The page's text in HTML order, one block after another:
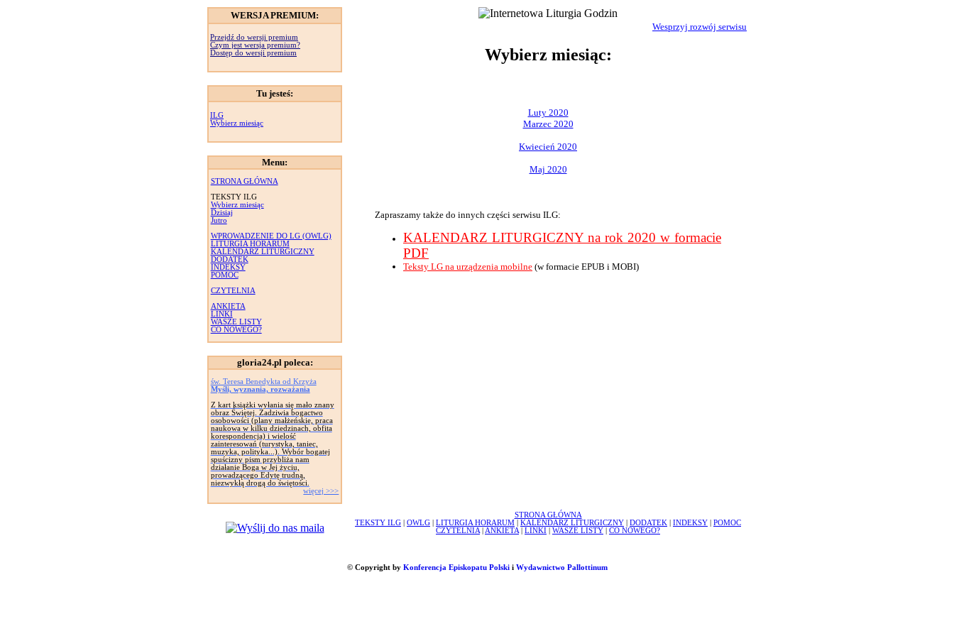
WERSJA PREMIUM:
Przejdź do wersji premium
Czym jest wersja premium?
Dostęp do wersji premium
Tu jesteś:
ILG
Wybierz miesiąc
Menu:
STRONA GŁÓWNA
TEKSTY ILG
Wybierz miesiąc
Dzisiaj
Jutro
WPROWADZENIE DO LG (OWLG)
LITURGIA HORARUM
KALENDARZ LITURGICZNY
DODATEK
INDEKSY
POMOC
CZYTELNIA
ANKIETA
LINKI
WASZE LISTY
CO NOWEGO?
gloria24.pl poleca:
św. Teresa Benedykta od Krzyża
Myśli, wyznania, rozważania
Z kart książki wyłania się mało znany
obraz Świętej. Zadziwia bogactwo
osobowości (plany małżeńskie, praca
naukowa w kilku dziedzinach, obfita
korespondencja) i wielość
zainteresowań (turystyka, taniec,
muzyka, polityka...). Wybór bogatej
spuścizny pism przybliża nam
działanie Boga w Jej życiu,
prowadzącego Edytę trudną,
niezwykłą drogą do świętości.
więcej >>>
Wesprzyj rozwój serwisu
Wybierz miesiąc:
Luty 2020
Marzec 2020
Kwiecień 2020
Maj 2020
Zapraszamy także do innych części serwisu ILG:
KALENDARZ LITURGICZNY na rok 2020 w formacie
PDF
Teksty LG na urządzenia mobilne (w formacie EPUB i MOBI)
STRONA GŁÓWNA
TEKSTY ILG
OWLG LITURGIA HORARUM KALENDARZ LITURGICZNY DODATEK INDEKSY
POMOC
CZYTELNIA
ANKIETA LINKI WASZE LISTY CO NOWEGO?
© Copyright by Konferencja Episkopatu Polskii Wydawnictwo Pallottinum